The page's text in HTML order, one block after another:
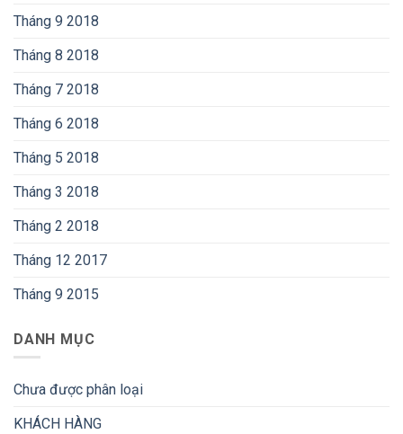
Tháng 9 2018
Tháng 8 2018
Tháng 7 2018
Tháng 6 2018
Tháng 5 2018
Tháng 3 2018
Tháng 2 2018
Tháng 12 2017
Tháng 9 2015
DANH MỤC
Chưa được phân loại
KHÁCH HÀNG